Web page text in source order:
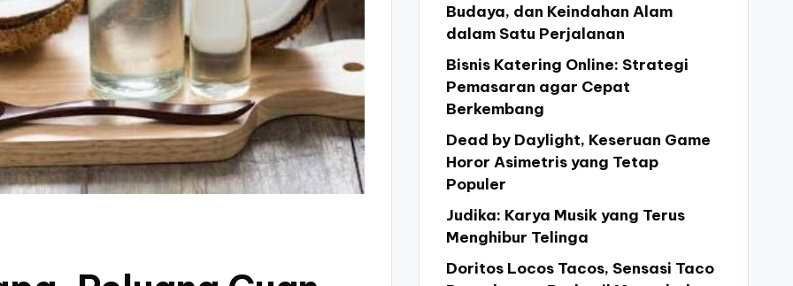
Budaya, dan Keindahan Alam
dalam Satu Perjalanan
Bisnis Katering Online: Strategi
Pemasaran agar Cepat
Berkembang
Dead by Daylight, Keseruan Game
Horor Asimetris yang Tetap
Populer
Judika: Karya Musik yang Terus
Menghibur Telinga
Doritos Locos Tacos, Sensasi Taco